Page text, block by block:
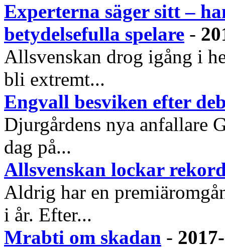
Experterna säger sitt –
betydelsefulla spelare -
Allsvenskan drog igång i
bli extremt...
Engvall besviken efter
Djurgårdens nya anfallare
dag på...
Allsvenskan lockar
Aldrig har en
i år. Efter...
Mrabti om skadan -